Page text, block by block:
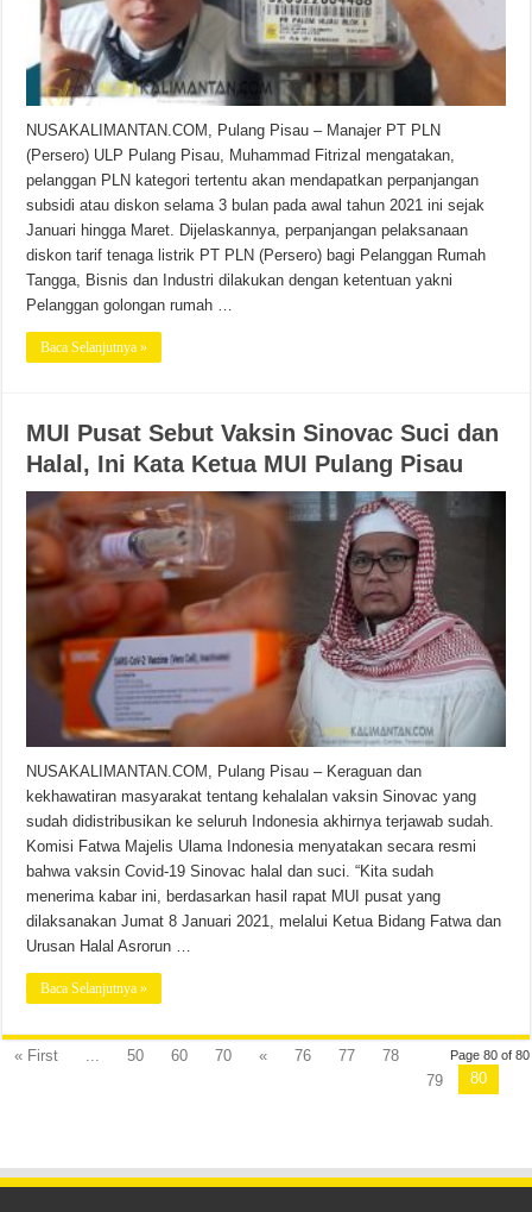
NUSAKALIMANTAN.COM, Pulang Pisau – Manajer PT PLN
(Persero) ULP Pulang Pisau, Muhammad Fitrizal mengatakan,
pelanggan PLN kategori tertentu akan mendapatkan perpanjangan
subsidi atau diskon selama 3 bulan pada awal tahun 2021 ini sejak
Januari hingga Maret. Dijelaskannya, perpanjangan pelaksanaan
diskon tarif tenaga listrik PT PLN (Persero) bagi Pelanggan Rumah
Tangga, Bisnis dan Industri dilakukan dengan ketentuan yakni
Pelanggan golongan rumah …
Baca Selanjutnya »
MUI Pusat Sebut Vaksin Sinovac Suci dan
Halal, Ini Kata Ketua MUI Pulang Pisau
NUSAKALIMANTAN.COM, Pulang Pisau – Keraguan dan
kekhawatiran masyarakat tentang kehalalan vaksin Sinovac yang
sudah didistribusikan ke seluruh Indonesia akhirnya terjawab sudah.
Komisi Fatwa Majelis Ulama Indonesia menyatakan secara resmi
bahwa vaksin Covid-19 Sinovac halal dan suci. “Kita sudah
menerima kabar ini, berdasarkan hasil rapat MUI pusat yang
dilaksanakan Jumat 8 Januari 2021, melalui Ketua Bidang Fatwa dan
Urusan Halal Asrorun …
Baca Selanjutnya »
Page 80 of 80
« First 50 60 70 « 76 77
78
79
80